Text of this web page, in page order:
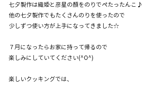
七夕製作は織姫と彦星の顏をのりでぺたったんこ♪
他の七夕製作でもたくさんのりを使ったので
少しずつ使い方が上手になってきました☆
７月になったらお家に持って帰るので
楽しみにしていてください(^O^)
楽しいクッキングでは、